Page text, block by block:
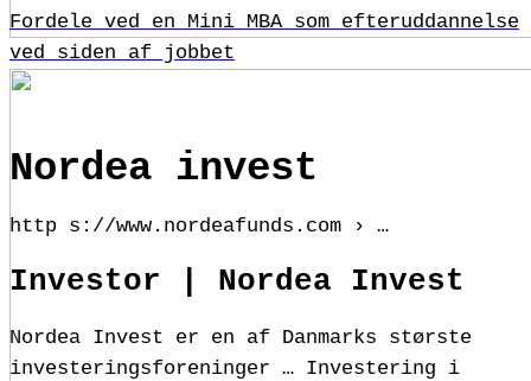
Fordele ved en Mini MBA som efteruddannelse
ved siden af jobbet
Nordea invest
http s://www.nordeafunds.com › …
Investor | Nordea Invest
Nordea Invest er en af Danmarks største
investeringsforeninger … Investering i